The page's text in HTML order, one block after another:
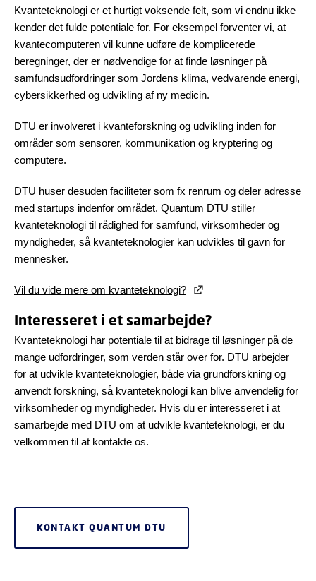
Kvanteteknologi er et hurtigt voksende felt, som vi endnu ikke
kender det fulde potentiale for. For eksempel forventer vi, at
kvantecomputeren vil kunne udføre de komplicerede
beregninger, der er nødvendige for at finde løsninger på
samfundsudfordringer som Jordens klima, vedvarende energi,
cybersikkerhed og udvikling af ny medicin.
DTU er involveret i kvanteforskning og udvikling inden for
områder som sensorer, kommunikation og kryptering og
computere.
DTU huser desuden faciliteter som fx renrum og deler adresse
med startups indenfor området. Quantum DTU stiller
kvanteteknologi til rådighed for samfund, virksomheder og
myndigheder, så kvanteteknologier kan udvikles til gavn for
mennesker.
Vil du vide mere om kvanteteknologi?
Interesseret i et samarbejde?
Kvanteteknologi har potentiale til at bidrage til løsninger på de
mange udfordringer, som verden står over for. DTU arbejder
for at udvikle kvanteteknologier, både via grundforskning og
anvendt forskning, så kvanteteknologi kan blive anvendelig for
virksomheder og myndigheder. Hvis du er interesseret i at
samarbejde med DTU om at udvikle kvanteteknologi, er du
velkommen til at kontakte os.
KONTAKT QUANTUM DTU